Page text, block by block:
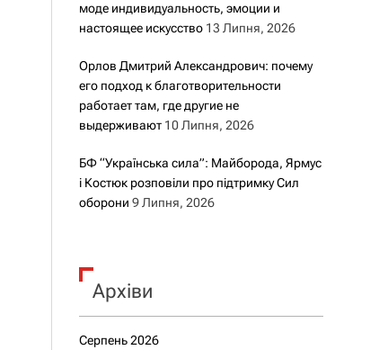
моде индивидуальность, эмоции и
настоящее искусство 13 Липня, 2026
Орлов Дмитрий Александрович: почему
его подход к благотворительности
работает там, где другие не
выдерживают 10 Липня, 2026
БФ “Українська сила”: Майборода, Ярмус
і Костюк розповіли про підтримку Сил
оборони 9 Липня, 2026
Архіви
Серпень 2026